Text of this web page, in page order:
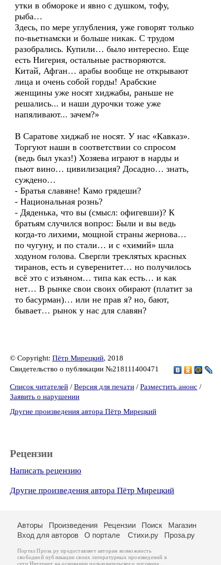
утки в обмороке и явно с душком, тофу,
рыба…
Здесь, по мере углубления, уже говорят только
по-вьетнамски и больше никак. С трудом
разобрались. Купили… было интересно. Еще
есть Нигерия, остальные растворяются.
Китай, Афган… арабы вообще не открывают
лица и очень собой горды! Арабские
женщины уже носят хиджабы, раньше не
решались... и наши дурочки тоже уже
напяливают... зачем?»
В Саратове хиджаб не носят. У нас «Кавказ».
Торгуют наши в соответствии со спросом
(ведь был указ!) Хозяева играют в нарды и
пьют вино… цивилизация? Досадно… знать,
суждено…
- Братья славяне! Камо грядеши?
- Национальная рознь?
- Дяденька, что вы (смысл: офигевши)? К
братьям случился вопрос: Были и вы ведь
когда-то лихими, мощной страны жернова…
по чугуну, и по стали… и с «химий» шла
ходуном голова. Свергли треклятых красных
тиранов, есть и суверенитет… но получилось
всё это с изъяном… типа как есть… и как
нет… В рынке свои своих обирают (платит за
то басурман)… или не прав я? но, бают,
бывает… рынок у нас для славян?
© Copyright: Пётр Мирецкий, 2018
Свидетельство о публикации №218111400471
Список читателей / Версия для печати / Разместить анонс /
Заявить о нарушении
Другие произведения автора Пётр Мирецкий
Рецензии
Написать рецензию
Другие произведения автора Пётр Мирецкий
Авторы Произведения Рецензии Поиск
Магазин
Вход для авторов
О портале Стихи.ру Проза.ру
Портал Проза.ру предоставляет авторам возможность
свободной публикации своих литературных произведений в
сети Интернет на основаниипользовательского договора